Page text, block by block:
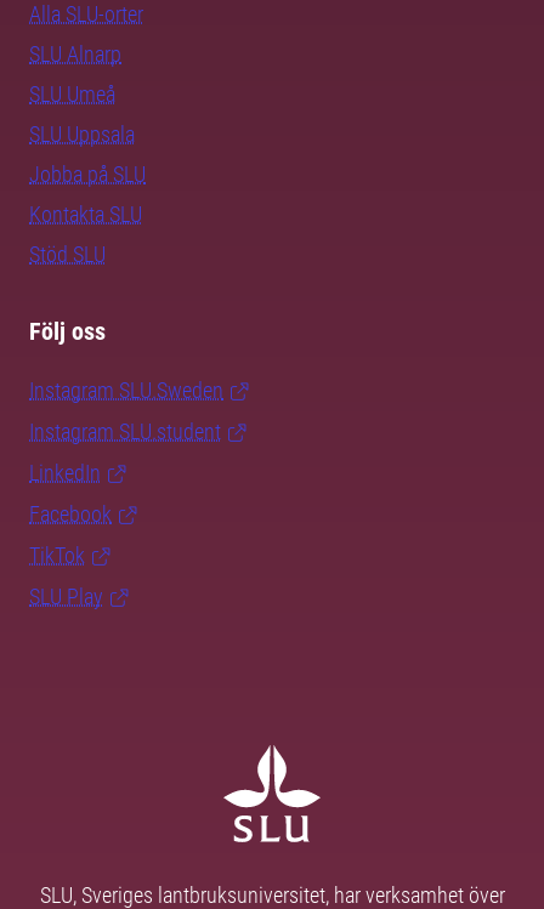
Alla SLU-orter
SLU Alnarp
SLU Umeå
SLU Uppsala
Jobba på SLU
Kontakta SLU
Stöd SLU
Följ oss
Instagram SLU.Sweden
Instagram SLU.student
LinkedIn
Facebook
TikTok
SLU Play
SLU, Sveriges lantbruksuniversitet, har verksamhet över